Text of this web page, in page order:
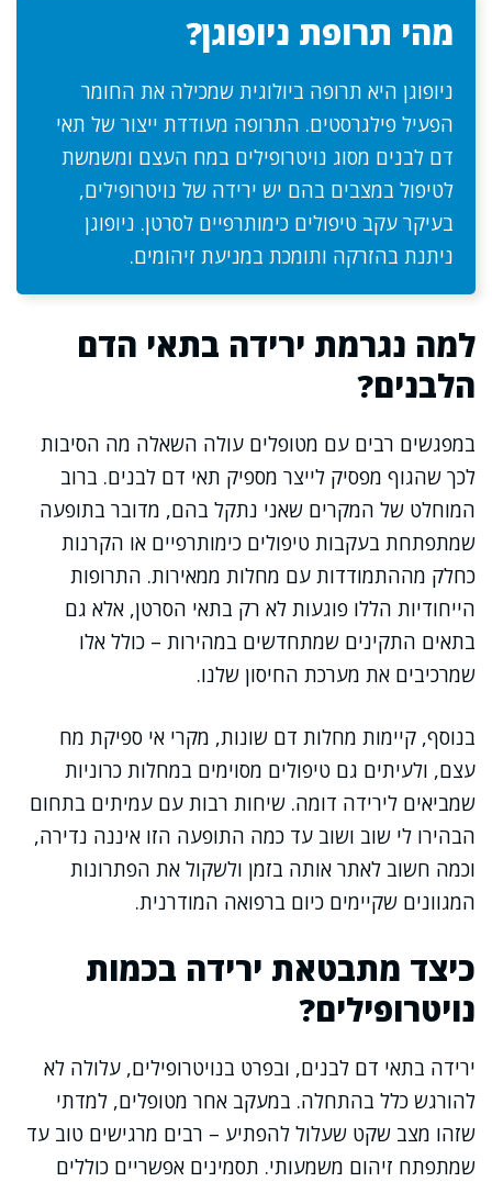
מהי תרופת ניופוגן?
ניופוגן היא תרופה ביולוגית שמכילה את החומר
הפעיל פילגרסטים. התרופה מעודדת ייצור של תאי
דם לבנים מסוג נויטרופילים במח העצם ומשמשת
לטיפול במצבים בהם יש ירידה של נויטרופילים,
בעיקר עקב טיפולים כימותרפיים לסרטן. ניופוגן
ניתנת בהזרקה ותומכת במניעת זיהומים.
למה נגרמת ירידה בתאי הדם
הלבנים?
במפגשים רבים עם מטופלים עולה השאלה מה הסיבות
לכך שהגוף מפסיק לייצר מספיק תאי דם לבנים. ברוב
המוחלט של המקרים שאני נתקל בהם, מדובר בתופעה
שמתפתחת בעקבות טיפולים כימותרפיים או הקרנות
כחלק מההתמודדות עם מחלות ממאירות. התרופות
הייחודיות הללו פוגעות לא רק בתאי הסרטן, אלא גם
בתאים התקינים שמתחדשים במהירות – כולל אלו
שמרכיבים את מערכת החיסון שלנו.
בנוסף, קיימות מחלות דם שונות, מקרי אי ספיקת מח
עצם, ולעיתים גם טיפולים מסוימים במחלות כרוניות
שמביאים לירידה דומה. שיחות רבות עם עמיתים בתחום
הבהירו לי שוב ושוב עד כמה התופעה הזו איננה נדירה,
וכמה חשוב לאתר אותה בזמן ולשקול את הפתרונות
המגוונים שקיימים כיום ברפואה המודרנית.
כיצד מתבטאת ירידה בכמות
נויטרופילים?
ירידה בתאי דם לבנים, ובפרט בנויטרופילים, עלולה לא
להורגש כלל בהתחלה. במעקב אחר מטופלים, למדתי
שזהו מצב שקט שעלול להפתיע – רבים מרגישים טוב עד
שמתפתח זיהום משמעותי. תסמינים אפשריים כוללים